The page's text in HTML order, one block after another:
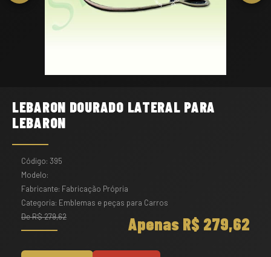
LEBARON DOURADO LATERAL PARA
LEBARON
Código: 395
Modelo:
Fabricante: Fabricação Própria
Categoria: Emblemas e peças para Carros
De R$ 279,62
Apenas R$ 279,62